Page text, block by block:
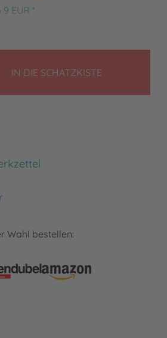
EUR *
IN DIE SCHATZKISTELEGEN
Wahl bestellen: